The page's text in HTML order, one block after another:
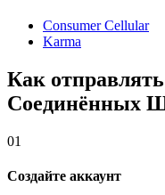
Consumer Cellular
Karma
Как
Соединённых
01
Создайте аккаунт